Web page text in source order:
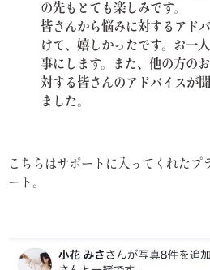
の先もとても楽しみです。
皆さんから悩みに対するアド
けて、嬉しかったです。お一
事にします。また、他の方の
対する皆さんのアドバイスが
ました。
こちらはサポートに入ってくれたプ
ート。